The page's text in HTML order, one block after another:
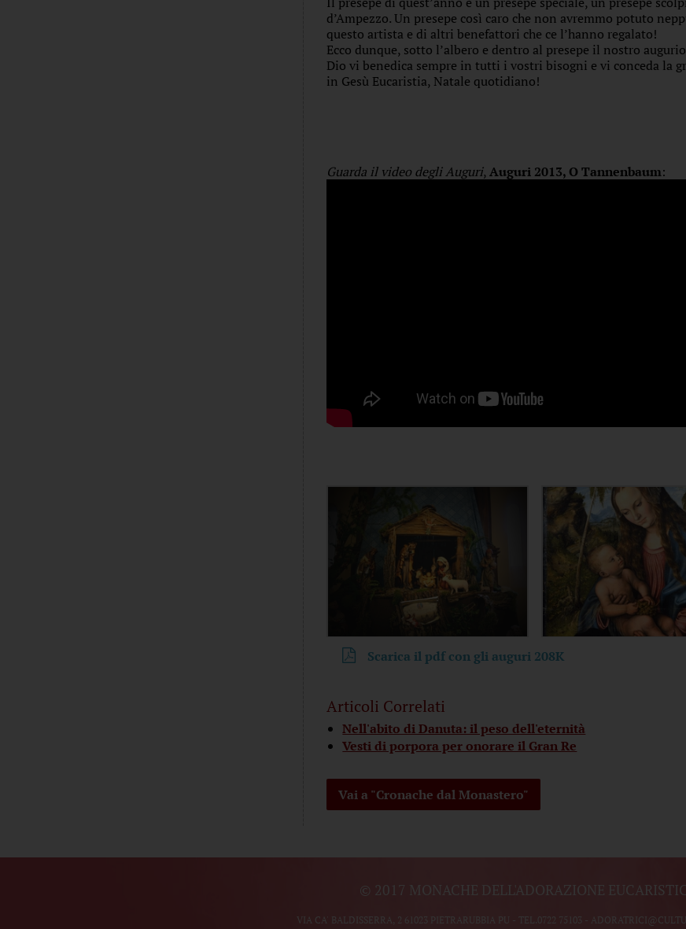
d’Ampezzo. Un presepe così caro che non avremmo potuto
questo artista e di altri benefattori che ce l’hanno regalato!
Ecco dunque, sotto l’albero e dentro al presepe il nostro
Dio vi benedica sempre in tutti i vostri bisogni e vi conceda la
in Gesù Eucaristia, Natale quotidiano!
Guarda il video degli Auguri,Auguri 2013, O Tannenbaum:
Scarica il pdf con gli auguri 208K
Articoli Correlati
Nell'abito di Danuta: il peso dell'eternità
Vesti di porpora per onorare il Gran Re
Vai a "Cronache dal Monastero"
© 2017 MONACHE DELL'ADORAZIONE
VIA CA' BALDISSERRA, 2 61023 PIETRARUBBIA PU - TEL. 0722 75103 -